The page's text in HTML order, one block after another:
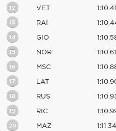
12 VET
13 RAI
14 GIO
15 NOR
16 MSC
17 LAT
18 RUS
19 RIC
20 MAZ